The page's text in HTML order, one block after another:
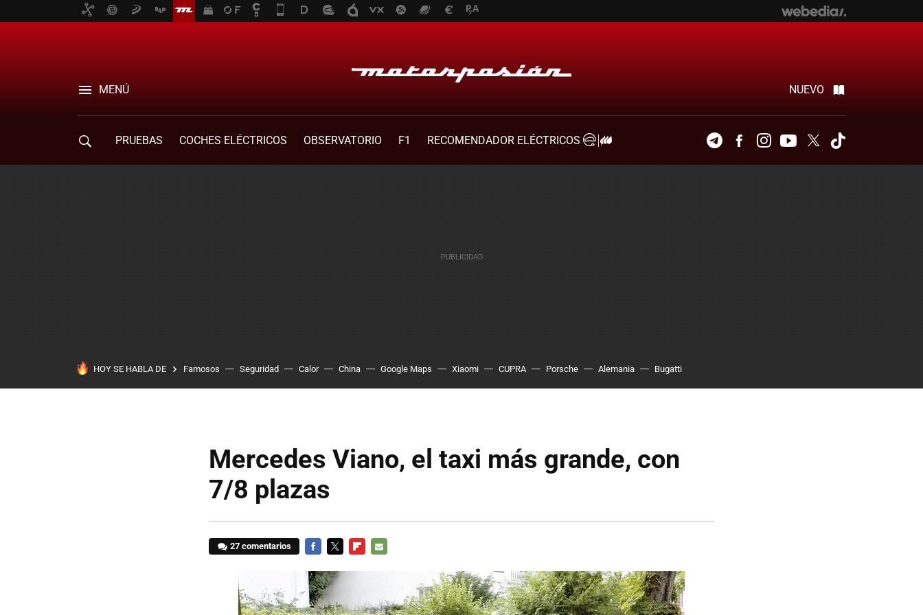
MENÚ NUEVO
PRUEBAS COCHES ELÉCTRICOS OBSERVATORIO F1
RECOMENDADOR ELÉCTRICOS
TelegramFacebookInstagramYoutubeTwitter
HOY SE HABLA DE Famosos Seguridad Calor China Google Maps Xiaomi CUPRA Porsche Alemania Bugatti
Mercedes Viano, el taxi más grande, con
7/8 plazas
27 comentarios